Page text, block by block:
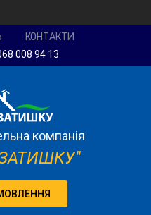
КОНТАКТИ
008 94 13
компанія